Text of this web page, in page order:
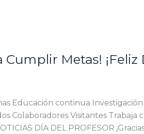
Metas! ¡Feliz
Educación continua
Colaboradores Visitantes
DÍA DEL PROFESOR